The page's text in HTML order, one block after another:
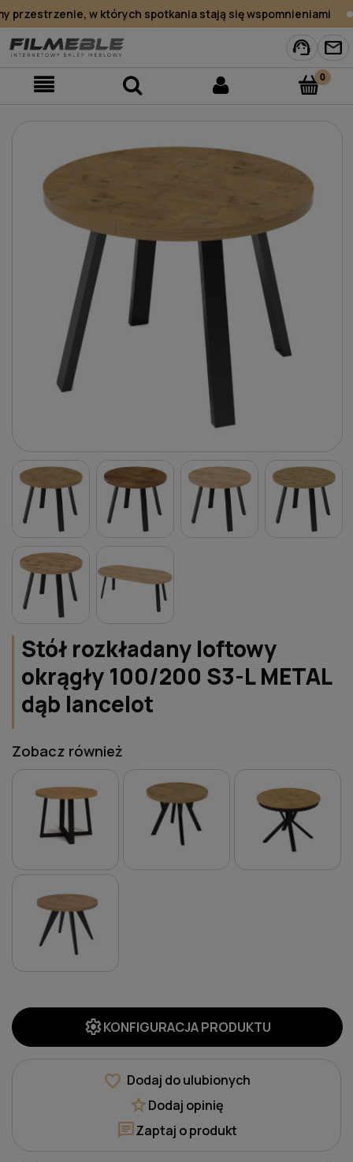
przestrzenie, w których spotkania stają się wspomnieniami
support_agent mail
Stół rozkładany loftowy
okrągły 100/200 S3-L METAL
dąb lancelot
Zobacz również
settingsKONFIGURACJA PRODUKTU
favorite Dodaj do ulubionych
starDodaj opinię
chatZaptaj o produkt